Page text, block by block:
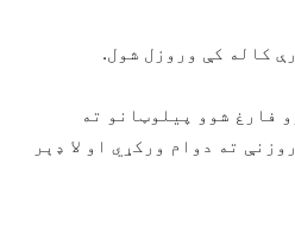
کاله کې وروزل شول.
فارغ شوو پیلوټانو ته
ته دوام ورکړي او لا ډېر